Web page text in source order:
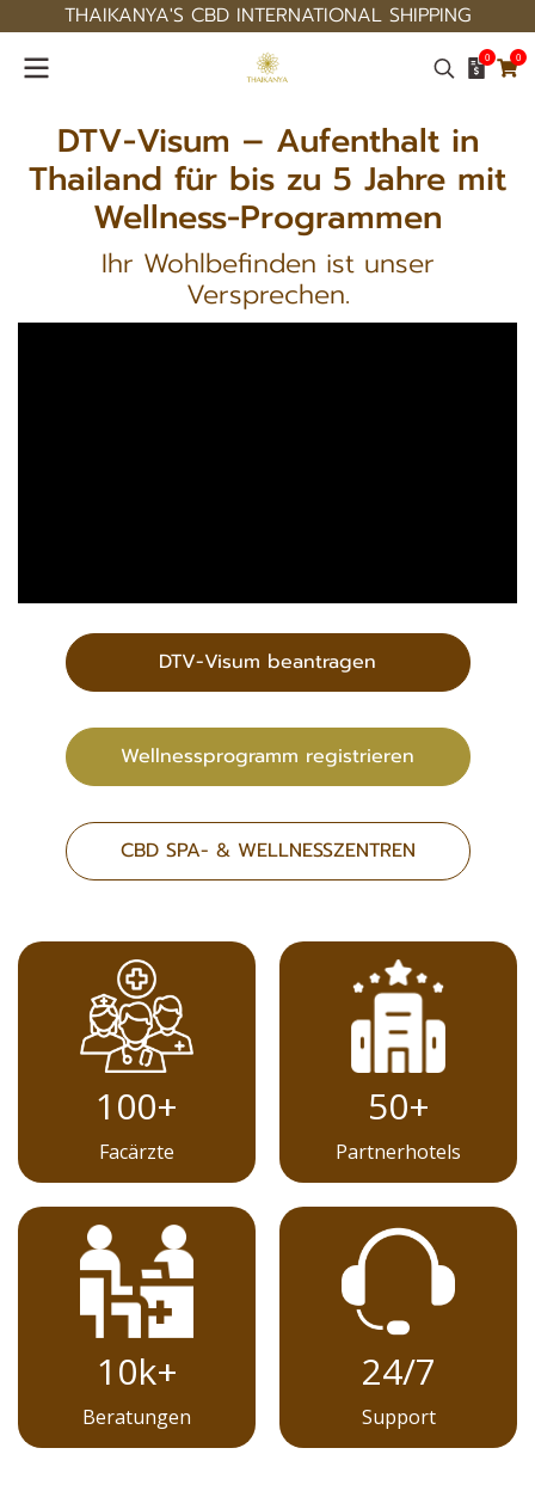
THAIKANYA'S CBD INTERNATIONAL SHIPPING
0 0
DTV-Visum – Aufenthalt in
Thailand für bis zu 5 Jahre mit
Wellness-Programmen
Ihr Wohlbefinden ist unser
Versprechen.
DTV-Visum beantragen
Wellnessprogramm registrieren
CBD SPA- & WELLNESSZENTREN
100+
Facärzte
50+
Partnerhotels
10k+
Beratungen
24/7
Support